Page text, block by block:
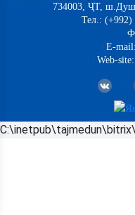
734003, ҶТ,
Тел.: (+992)
E-
Web-site: